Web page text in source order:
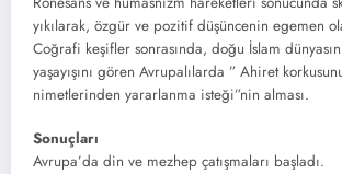
yıkılarak, özgür ve pozitif düşüncenin egemen
Coğrafi keşifler sonrasında, doğu İslam
yaşayışını gören Avrupalılarda ” Ahiret
nimetlerinden yararlanma isteği”nin alması.
Sonuçları
Avrupa’da din ve mezhep çatışmaları başladı.